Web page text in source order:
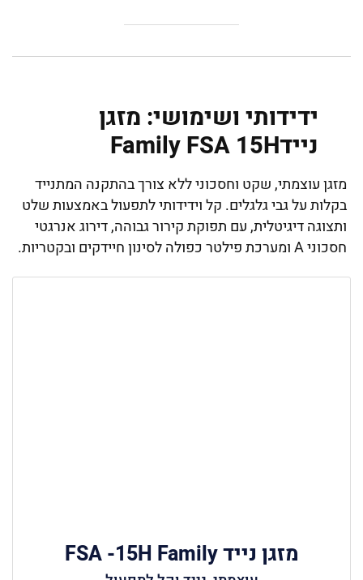
ידידותי ושימושי: מזגן
ניידFamily FSA 15H
מזגן עוצמתי, שקט וחסכוני ללא צורך בהתקנה המתנייד
בקלות על גבי גלגלים. קל וידידותי לתפעול באמצעות שלט
ותצוגה דיגיטלית, עם תפוקת קירור גבוהה, דירוג אנרגטי
חסכוני A ומערכת פילטר כפולה לסינון חיידקים ובקטריות.
מזגן נייד FSA -15H Family